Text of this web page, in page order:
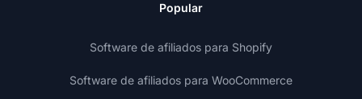
Popular
Software de afiliados para Shopify
Software de afiliados para WooCommerce